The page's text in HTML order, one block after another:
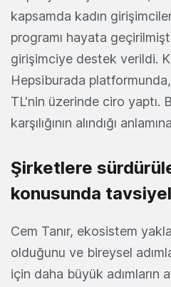
kapsamda kadın
programı hayata
girişimciye destek verildi.
Hepsiburada
TL'nin üzerinde ciro yaptı.
karşılığının alındığı
Şirketlere
konusunda
Cem Tanır, ekosistem
olduğunu ve bireysel
için daha büyük adımların